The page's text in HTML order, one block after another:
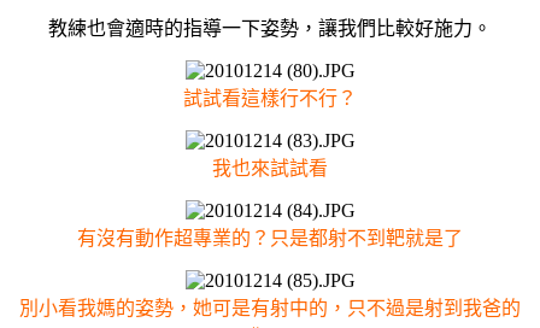
教練也會適時的指導一下姿勢，讓我們比較好施力。
試試看這樣行不行？
我也來試試看
有沒有動作超專業的？只是都射不到靶就是了
別小看我媽的姿勢，她可是有射中的，只不過是射到我爸的